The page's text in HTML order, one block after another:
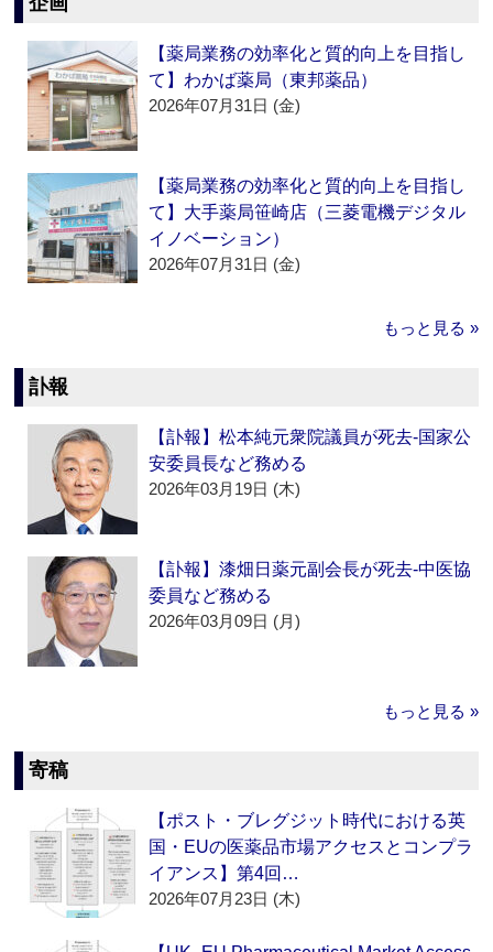
【薬局業務の効率化と質的向上を目指し
て】わかば薬局（東邦薬品）
2026年07月31日 (金)
【薬局業務の効率化と質的向上を目指し
て】大手薬局笹崎店（三菱電機デジタル
イノベーション）
2026年07月31日 (金)
もっと見る »
訃報
【訃報】松本純元衆院議員が死去‐国家公
安委員長など務める
2026年03月19日 (木)
【訃報】漆畑日薬元副会長が死去‐中医協
委員など務める
2026年03月09日 (月)
もっと見る »
寄稿
【ポスト・ブレグジット時代における英
国・EUの医薬品市場アクセスとコンプラ
イアンス】第4回…
2026年07月23日 (木)